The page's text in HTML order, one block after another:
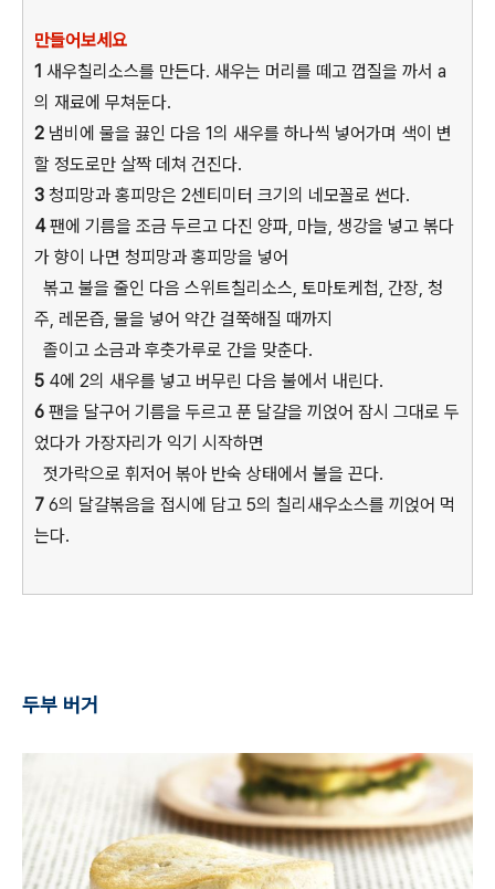
만들어보세요
1 새우칠리소스를 만든다. 새우는 머리를 떼고 껍질을 까서 a
의 재료에 무쳐둔다.
2 냄비에 물을 끓인 다음 1의 새우를 하나씩 넣어가며 색이 변
할 정도로만 살짝 데쳐 건진다.
3 청피망과 홍피망은 2센티미터 크기의 네모꼴로 썬다.
4팬에 기름을 조금 두르고 다진 양파, 마늘, 생강을 넣고 볶다
가 향이 나면 청피망과 홍피망을 넣어
볶고 불을 줄인 다음 스위트칠리소스, 토마토케첩, 간장, 청
주, 레몬즙, 물을 넣어 약간 걸쭉해질 때까지
졸이고 소금과 후춧가루로 간을 맞춘다.
5 4에 2의 새우를 넣고 버무린 다음 불에서 내린다.
6 팬을 달구어 기름을 두르고 푼 달걀을 끼얹어 잠시 그대로 두
었다가 가장자리가 익기 시작하면
젓가락으로 휘저어 볶아 반숙 상태에서 불을 끈다.
7 6의 달걀볶음을 접시에 담고 5의 칠리새우소스를 끼얹어 먹
는다.
두부 버거